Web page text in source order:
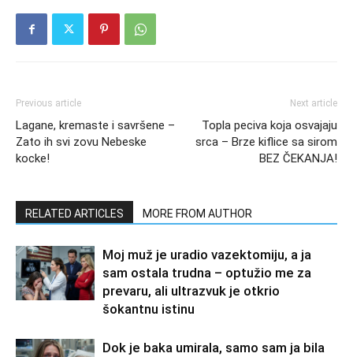
Previous article
Lagane, kremaste i savršene –
Zato ih svi zovu Nebeske
kocke!
Next article
Topla peciva koja osvajaju
srca – Brze kiflice sa sirom
BEZ ČEKANJA!
RELATED ARTICLES MORE FROM AUTHOR
Moj muž je uradio vazektomiju, a ja
sam ostala trudna – optužio me za
prevaru, ali ultrazvuk je otkrio
šokantnu istinu
Dok je baka umirala, samo sam ja bila